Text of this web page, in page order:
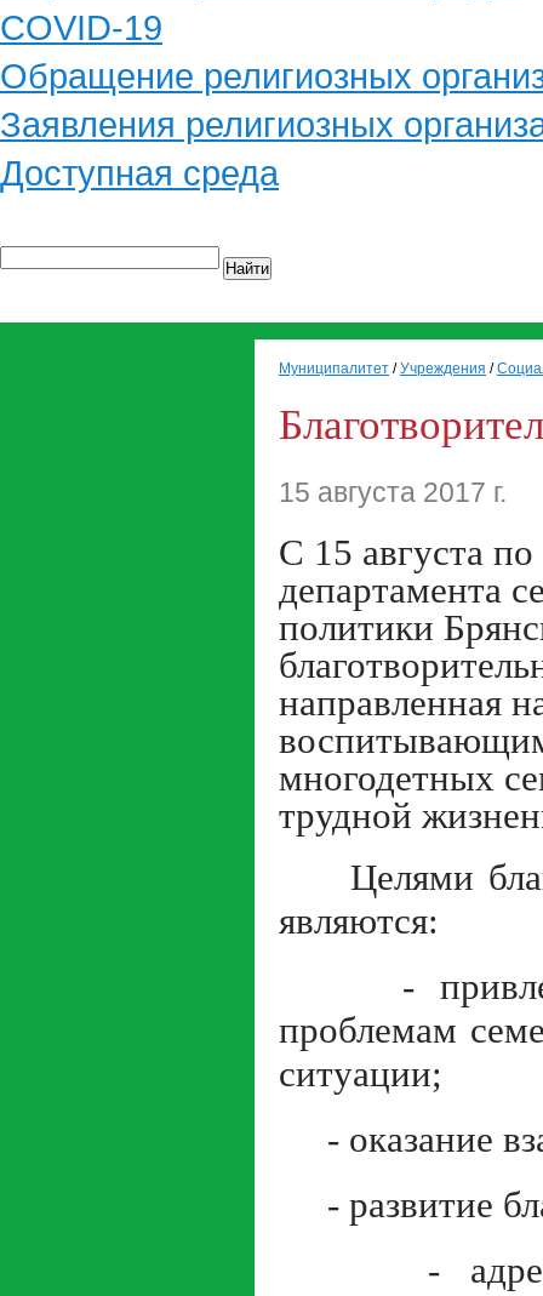
COVID-19
Обращение религиозных
Заявления религиозных
Доступная среда
Найти
Муниципалитет /Учреждения /
15 августа 2017 г.
С 15 августа
департамента
политики
направленная
многодетных
трудной
Целями
являются:
-
проблемам
ситуации;
- оказание
- развитие
- адресная